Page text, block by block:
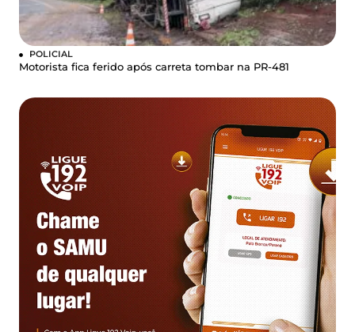
POLICIAL
Motorista fica ferido após carreta tombar na PR-481